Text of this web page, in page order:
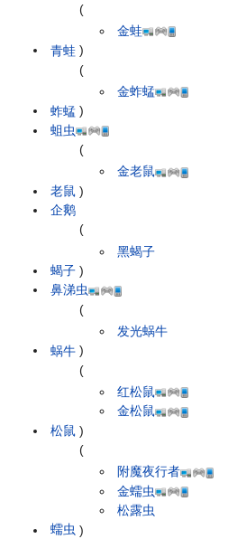
青蛙
(
金蛙
)
蚱蜢
(
金蚱蜢
)
蛆虫
老鼠
(
金老鼠
)
企鹅
蝎子
(
黑蝎子
)
鼻涕虫
蜗牛
(
发光蜗牛
)
松鼠
(
红松鼠
金松鼠
)
蠕虫
(
附魔夜行者
金蠕虫
松露虫
)